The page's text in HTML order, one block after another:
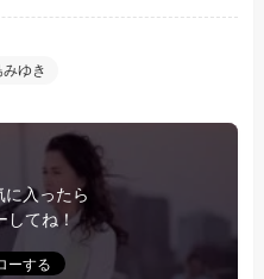
みゆき
に入ったら
してね！